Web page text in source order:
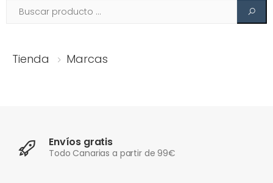
Tienda Marcas
Envíos gratis
Todo Canarias a partir de 99€